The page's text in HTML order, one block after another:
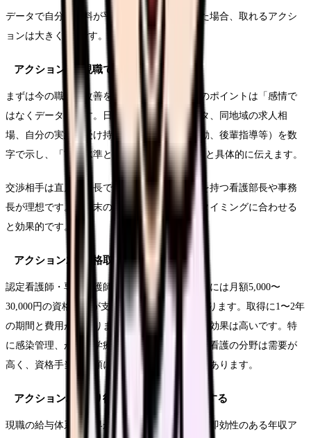
データで自分の給料が平均以下だと確認できた場合、取れるアクシ
ョンは大きく3つです。
アクション1：現職で給与交渉する
まずは今の職場で改善を試みましょう。交渉のポイントは「感情で
はなくデータ」です。日看協の実態調査データ、同地域の求人相
場、自分の実績（受け持ち患者数、委員会活動、後輩指導等）を数
字で示し、「市場水準と比較して○万円低い」と具体的に伝えます。
交渉相手は直属の師長ではなく、給与決定権を持つ看護部長や事務
長が理想です。年度末の評価面談や、昇格のタイミングに合わせる
と効果的です。
アクション2：資格取得で手当を増やす
認定看護師・専門看護師・特定行為研修修了者には月額5,000〜
30,000円の資格手当が支給される病院が多くあります。取得に1〜2年
の期間と費用がかかりますが、長期的な投資対効果は高いです。特
に感染管理、がん化学療法、糖尿病看護、救急看護の分野は需要が
高く、資格手当も高額に設定されている傾向があります。
アクション3：より待遇の良い職場に転職する
現職の給与体系に限界がある場合、転職が最も即効性のある年収ア